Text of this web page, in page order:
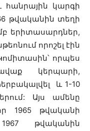
հանրային կարգի
թվականին տեղի
երիտասարդներ,
որոշել էին
որպես
կերպարի,
և 1-10
Այս ամենը
1965 թվականի
թվականին